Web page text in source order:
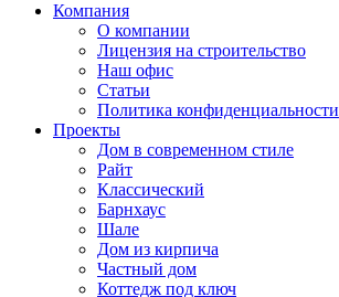
Компания
О компании
Лицензия на строительство
Наш офис
Статьи
Политика конфиденциальности
Проекты
Дом в современном стиле
Райт
Классический
Барнхаус
Шале
Дом из кирпича
Частный дом
Коттедж под ключ